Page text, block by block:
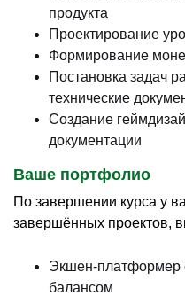
продукта
Проектирование
Формирование
Постановка задач
технические
Создание
документации
Ваше портфолио
По завершении курса у
завершённых проектов,
Экшен-платформер
балансом